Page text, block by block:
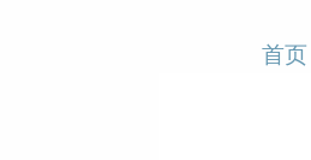
首页